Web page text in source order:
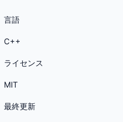
言語
C++
ライセンス
MIT
最終更新